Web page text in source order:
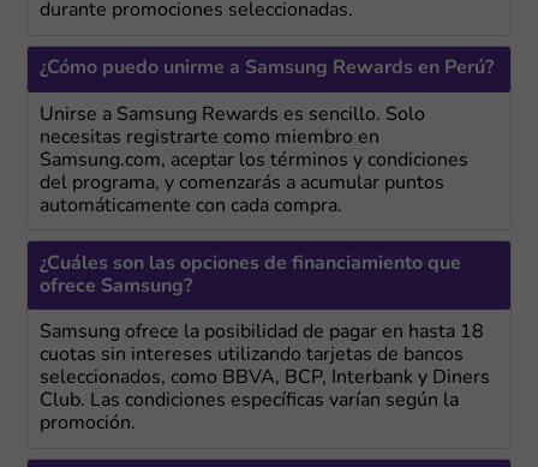
durante promociones seleccionadas.
¿Cómo puedo unirme a Samsung Rewards en Perú?
Unirse a Samsung Rewards es sencillo. Solo
necesitas registrarte como miembro en
Samsung.com, aceptar los términos y condiciones
del programa, y comenzarás a acumular puntos
automáticamente con cada compra.
¿Cuáles son las opciones de financiamiento que
ofrece Samsung?
Samsung ofrece la posibilidad de pagar en hasta 18
cuotas sin intereses utilizando tarjetas de bancos
seleccionados, como BBVA, BCP, Interbank y Diners
Club. Las condiciones específicas varían según la
promoción.